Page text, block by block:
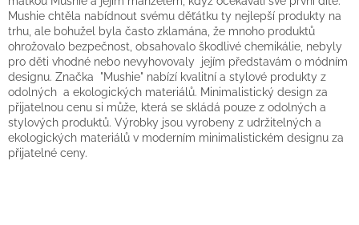
Mushie chtěla nabídnout svému děťátku ty nejlepší produkty na
trhu, ale bohužel byla často zklamána, že mnoho produktů
ohrožovalo bezpečnost, obsahovalo škodlivé chemikálie, nebyly
pro děti vhodné nebo nevyhovovaly jejím představám o módním
designu. Značka "Mushie" nabízí kvalitní a stylové produkty z
odolných a ekologických materiálů. Minimalistický design za
přijatelnou cenu si může, která se skládá pouze z odolných a
stylových produktů. Výrobky jsou vyrobeny z udržitelných a
ekologických materiálů v moderním minimalistickém designu za
přijatelné ceny.